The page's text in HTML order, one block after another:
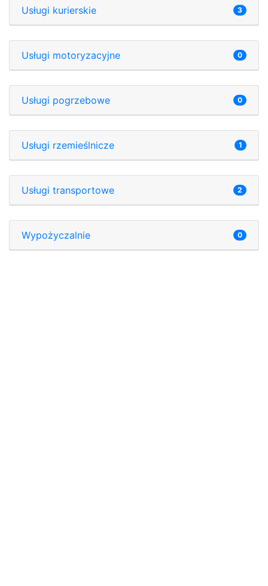
Usługi kurierskie 3
Usługi motoryzacyjne 0
Usługi pogrzebowe 0
Usługi rzemieślnicze 1
Usługi transportowe 2
Wypożyczalnie 0